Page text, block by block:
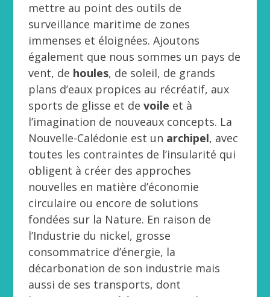
mettre au point des outils de
surveillance maritime de zones
immenses et éloignées. Ajoutons
également que nous sommes un pays de
vent, de houles, de soleil, de grands
plans d’eaux propices au récréatif, aux
sports de glisse et devoile et à
l’imagination de nouveaux concepts. La
Nouvelle-Calédonie est un archipel, avec
toutes les contraintes de l’insularité qui
obligent à créer des approches
nouvelles en matière d’économie
circulaire ou encore de solutions
fondées sur la Nature. En raison de
l’Industrie du nickel, grosse
consommatrice d’énergie, la
décarbonation de son industrie mais
aussi de ses transports, dont